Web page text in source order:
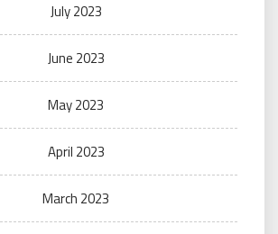
July 2023
June 2023
May 2023
April 2023
March 2023